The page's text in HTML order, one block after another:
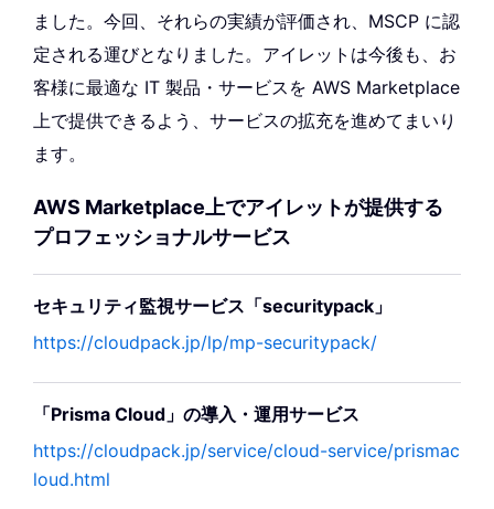
ました。今回、それらの実績が評価され、MSCP に認
定される運びとなりました。アイレットは今後も、お
客様に最適な IT 製品・サービスを AWS Marketplace
上で提供できるよう、サービスの拡充を進めてまいり
ます。
AWS Marketplace上でアイレットが提供する
プロフェッショナルサービス
セキュリティ監視サービス「securitypack」
https://cloudpack.jp/lp/mp-securitypack/
「Prisma Cloud」の導入・運用サービス
https://cloudpack.jp/service/cloud-service/prismac
loud.html